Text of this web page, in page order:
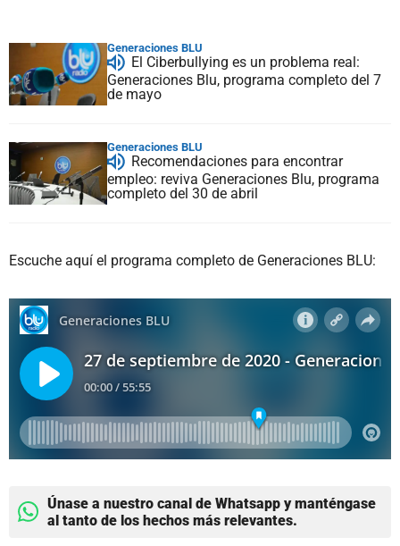
Generaciones BLU
El Ciberbullying es un problema real:
Generaciones Blu, programa completo del 7
de mayo
Generaciones BLU
Recomendaciones para encontrar
empleo: reviva Generaciones Blu, programa
completo del 30 de abril
Escuche aquí el programa completo de Generaciones BLU:
Únase a nuestro canal de Whatsapp y manténgase
al tanto de los hechos más relevantes.